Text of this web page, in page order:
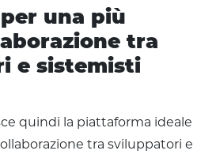
una più
tra
e sistemisti
quindi la piattaforma ideale
tra sviluppatori e